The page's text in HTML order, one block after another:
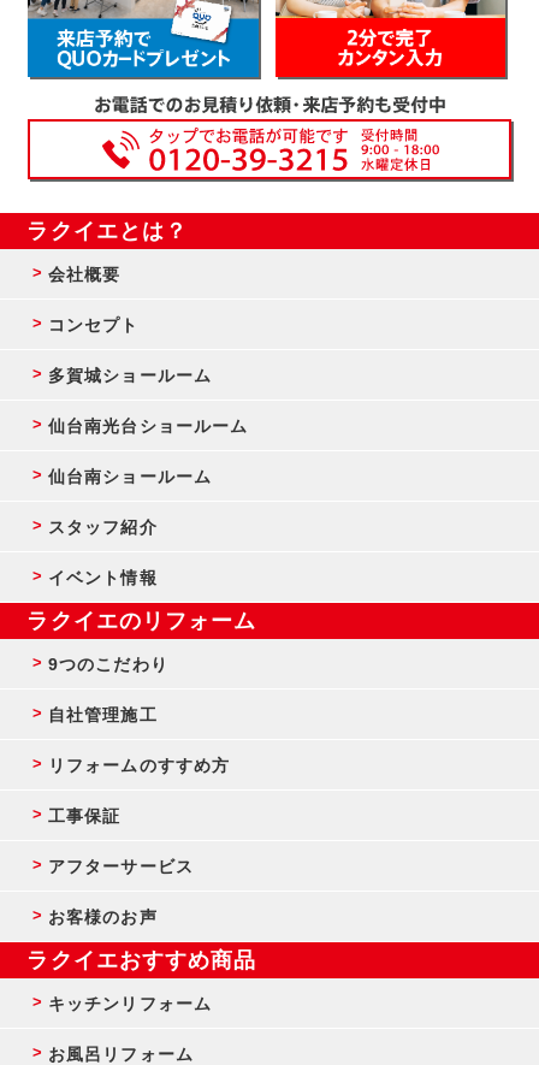
ラクイエとは？
会社概要
コンセプト
多賀城ショールーム
仙台南光台ショールーム
仙台南ショールーム
スタッフ紹介
イベント情報
ラクイエのリフォーム
9つのこだわり
自社管理施工
リフォームのすすめ方
工事保証
アフターサービス
お客様のお声
ラクイエおすすめ商品
キッチンリフォーム
お風呂リフォーム